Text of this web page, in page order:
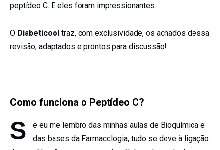
peptídeo C. E eles foram impressionantes.
O Diabeticool traz, com exclusividade, os achados dessa
revisão, adaptados e prontos para discussão!
Como funciona o Peptídeo C?
S
e eu me lembro das minhas aulas de Bioquímica e
das bases da Farmacologia, tudo se deve à ligação